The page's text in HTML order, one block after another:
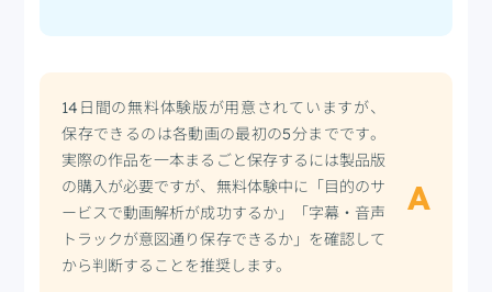
14日間の無料体験版が用意されていますが、
保存できるのは各動画の最初の5分までです。
実際の作品を一本まるごと保存するには製品版
の購入が必要ですが、無料体験中に「目的のサ
ービスで動画解析が成功するか」「字幕・音声
トラックが意図通り保存できるか」を確認して
から判断することを推奨します。
A